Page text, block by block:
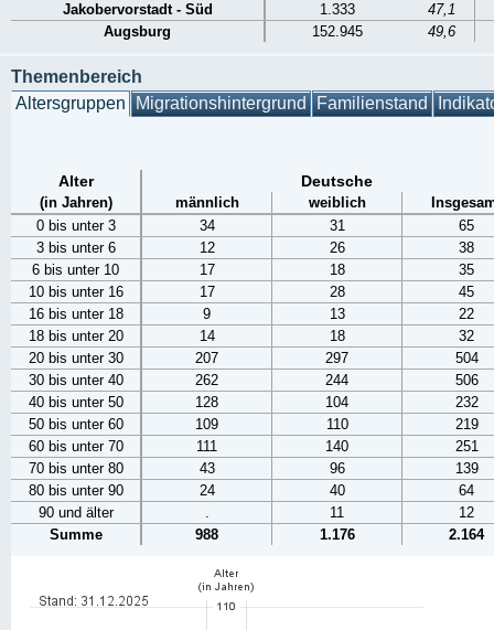
Jakobervorstadt - Süd
1.333
47,1
Augsburg
152.945 49,6
Themenbereich
Altersgruppen Migrationshintergrund Familienstand
Alter Deutsche
(in Jahren) männlich weiblich
0 bis unter 3
34 31
65
3 bis unter 6
12 26
38
6 bis unter 10
17 18
35
10 bis unter 16
17 28
45
16 bis unter 18
9 13
22
18 bis unter 20
14 18
32
20 bis unter 30
207 297
504
30 bis unter 40
262 244
506
40 bis unter 50
128 104
232
50 bis unter 60
109 110
219
60 bis unter 70
111 140
251
70 bis unter 80
43 96
139
80 bis unter 90
24 40
64
90 und älter
. 11
12
Summe
988 1.176 2.164